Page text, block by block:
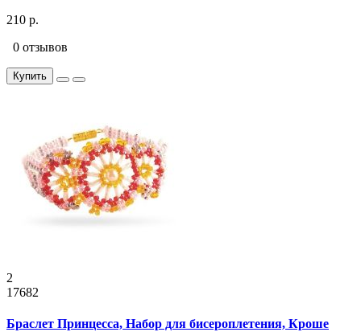
210 р.
0 отзывов
Купить
2
17682
Браслет Принцесса, Набор для бисероплетения, Кроше